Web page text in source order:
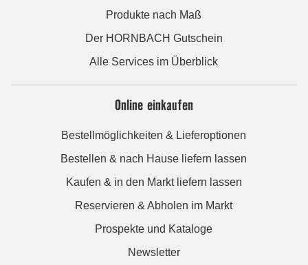
Produkte nach Maß
Der HORNBACH Gutschein
Alle Services im Überblick
Online einkaufen
Bestellmöglichkeiten & Lieferoptionen
Bestellen & nach Hause liefern lassen
Kaufen & in den Markt liefern lassen
Reservieren & Abholen im Markt
Prospekte und Kataloge
Newsletter